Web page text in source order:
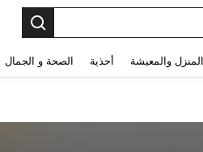
المنزل والمعيشة أحذية الصحة و الجمال